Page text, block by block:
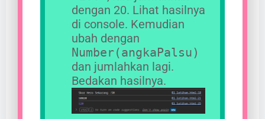
dengan 20. Lihat hasilnya
di console. Kemudian
ubah dengan
Number(angkaPalsu)
dan jumlahkan lagi.
Bedakan hasilnya.